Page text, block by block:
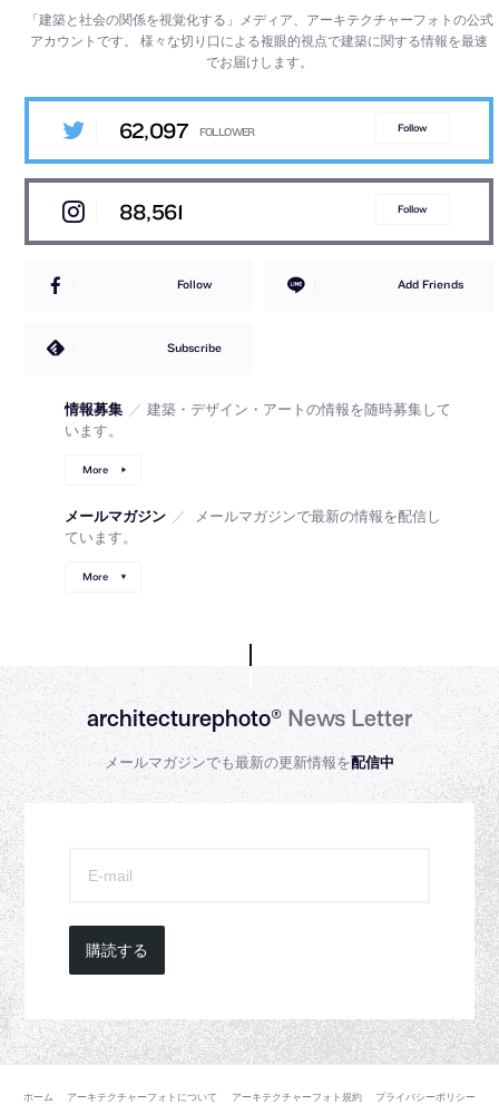
「建築と社会の関係を視覚化する」メディア、アーキテクチャーフォトの公式
アカウントです。様々な切り口による複眼的視点で建築に関する情報を最速
でお届けします。
62,097 Follow
88,561 Follow
Follow Add Friends
Subscribe
情報募集 ／ 建築・デザイン・アートの情報を随時募集して
います。
More
メールマガジン ／
メールマガジンで最新の情報を配信し
ています。
More
architecturephoto®News Letter
メールマガジンでも最新の更新情報を配信中
購読する
ホーム アーキテクチャーフォトについて アーキテクチャーフォト規約 プライバシーポリシー